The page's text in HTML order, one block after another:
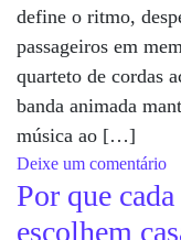
define o ritmo,
passageiros em
quarteto de cordas
banda animada
música ao […]
Deixe um comentário
Por que
escolhem